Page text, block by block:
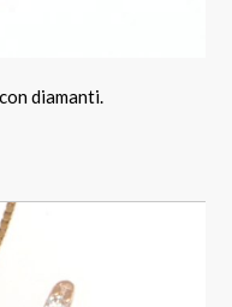
diamanti.